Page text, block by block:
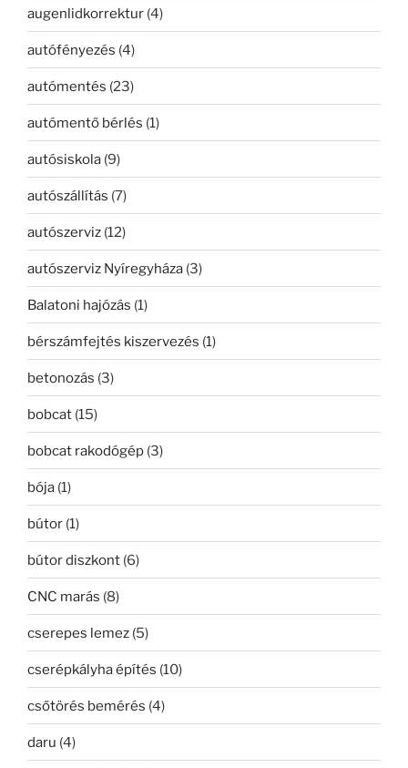
augenlidkorrektur (4)
autófényezés (4)
autómentés (23)
autómentő bérlés (1)
autósiskola (9)
autószállítás (7)
autószerviz (12)
autószerviz Nyíregyháza (3)
Balatoni hajózás (1)
bérszámfejtés kiszervezés (1)
betonozás (3)
bobcat (15)
bobcat rakodógép (3)
bója (1)
bútor (1)
bútor diszkont (6)
CNC marás (8)
cserepes lemez (5)
cserépkályha építés (10)
csőtörés bemérés (4)
daru (4)